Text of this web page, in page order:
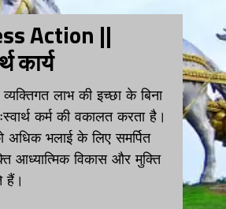
Action ||
कार्य
व्यक्तिगत लाभ की इच्छा के बिना
कर्म की वकालत करता है।
अधिक भलाई के लिए समर्पित
आध्यात्मिक विकास और मुक्ति
हैं।